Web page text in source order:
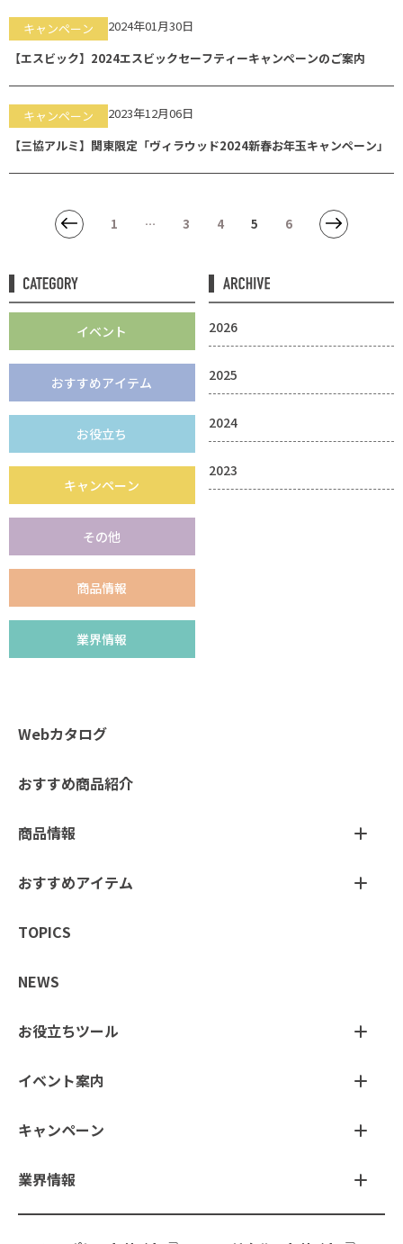
キャンペーン
2024年01月30日
【エスビック】2024エスビックセーフティーキャンペーンのご案内
キャンペーン
2023年12月06日
【三協アルミ】関東限定「ヴィラウッド2024新春お年玉キャンペーン」
1 … 3 4 5 6
イベント
おすすめアイテム
お役立ち
キャンペーン
その他
商品情報
業界情報
2026
2025
2024
2023
Webカタログ
おすすめ商品紹介
商品情報
おすすめアイテム
TOPICS
NEWS
お役立ちツール
イベント案内
キャンペーン
業界情報